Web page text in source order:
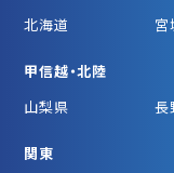
北海道
宮
甲信越・北陸
山梨県
長
関東